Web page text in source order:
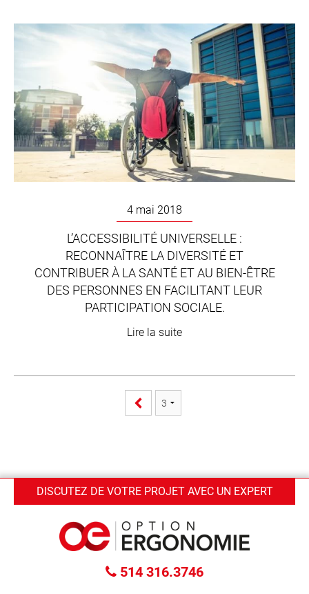
4 mai 2018
L’ACCESSIBILITÉ UNIVERSELLE :
RECONNAÎTRE LA DIVERSITÉ ET
CONTRIBUER À LA SANTÉ ET AU BIEN-ÊTRE
DES PERSONNES EN FACILITANT LEUR
PARTICIPATION SOCIALE.
Lire la suite
DISCUTEZ DE VOTRE PROJET AVEC UN EXPERT
514 316.3746